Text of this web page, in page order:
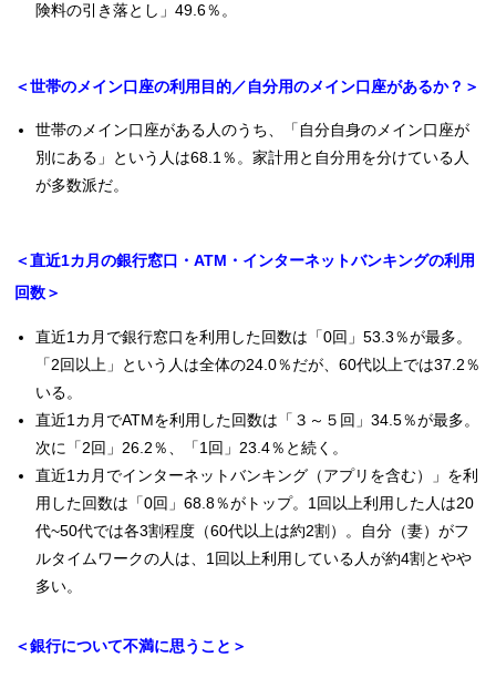
険料の引き落とし」49.6％。
＜世帯のメイン口座の利用目的／自分用のメイン口座があるか？＞
世帯のメイン口座がある人のうち、「自分自身のメイン口座が
別にある」という人は68.1％。家計用と自分用を分けている人
が多数派だ。
＜直近1カ月の銀行窓口・ATM・インターネットバンキングの利用
回数＞
直近1カ月で銀行窓口を利用した回数は「0回」53.3％が最多。
「2回以上」という人は全体の24.0％だが、60代以上では37.2％
いる。
直近1カ月でATMを利用した回数は「３～５回」34.5％が最多。
次に「2回」26.2％、「1回」23.4％と続く。
直近1カ月でインターネットバンキング（アプリを含む）」を利
用した回数は「0回」68.8％がトップ。1回以上利用した人は20
代~50代では各3割程度（60代以上は約2割）。自分（妻）がフ
ルタイムワークの人は、1回以上利用している人が約4割とやや
多い。
＜銀行について不満に思うこと＞